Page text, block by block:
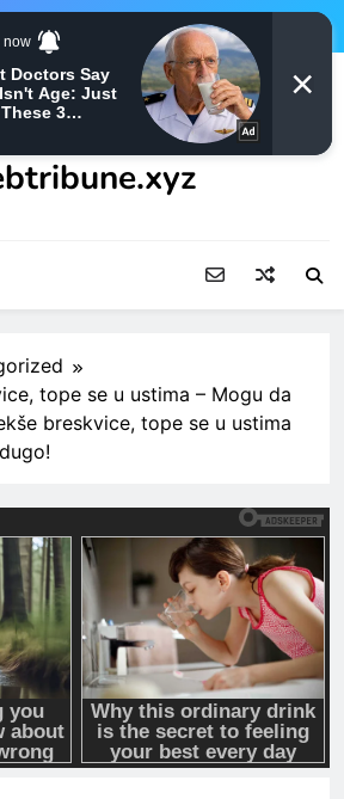
tope se u ustima – Mogu da
breskvice, tope se u ustima